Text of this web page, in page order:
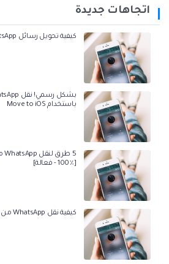
اتجاهات جديدة
كيفية تحويل رسائل GBWhatsApp إلى WhatsApp؟
باستخدام Move to iOS
[100٪ - فعالة]
كيفية نقل WhatsApp من iPhone إلى iPhone 14